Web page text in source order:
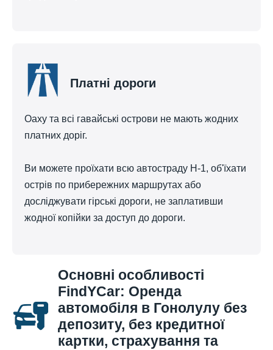
Платні дороги
Оаху та всі гавайські острови не мають жодних
платних доріг.
Ви можете проїхати всю автостраду H-1, об'їхати
острів по прибережних маршрутах або
досліджувати гірські дороги, не заплативши
жодної копійки за доступ до дороги.
Основні особливості
FindYCar: Оренда
автомобіля в Гонолулу без
депозиту, без кредитної
картки, страхування та